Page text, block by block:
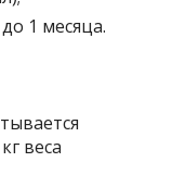
1 месяца.
веса